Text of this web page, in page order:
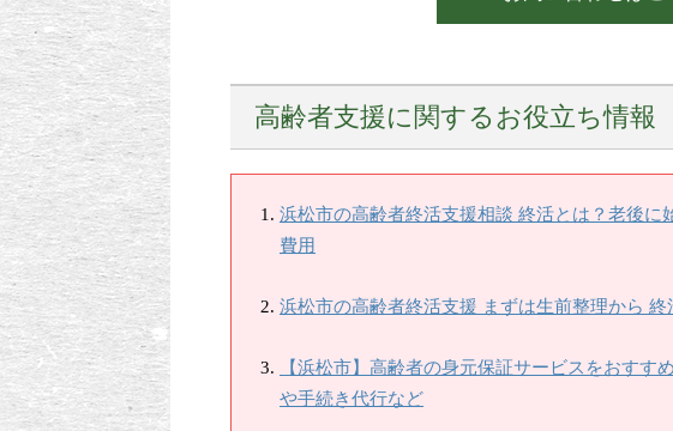
高齢者支援に関するお役立ち情報
浜松市の高齢者終活支援相談 終活とは？老後に
費用
浜松市の高齢者終活支援 まずは生前整理から
【浜松市】高齢者の身元保証サービスをおすす
や手続き代行など